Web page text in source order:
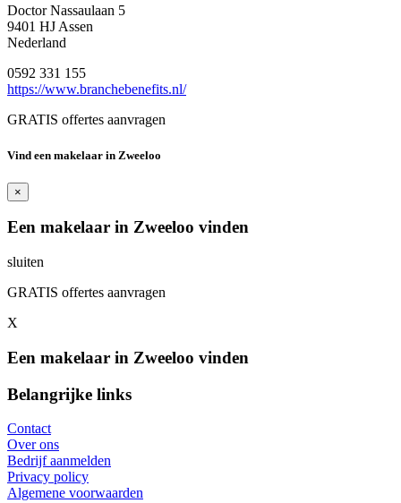
Doctor Nassaulaan 5
9401 HJ Assen
Nederland
0592 331 155
https://www.branchebenefits.nl/
GRATIS offertes aanvragen
Vind een makelaar in Zweeloo
×
Een makelaar in Zweeloo vinden
sluiten
GRATIS offertes aanvragen
X
Een makelaar in Zweeloo vinden
Belangrijke links
Contact
Over ons
Bedrijf aanmelden
Privacy policy
Algemene voorwaarden